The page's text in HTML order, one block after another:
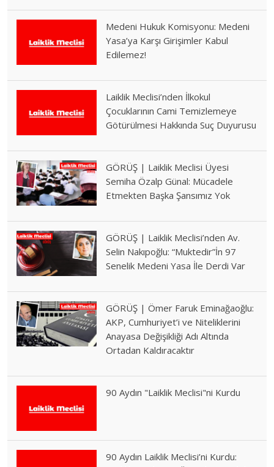
Medeni Hukuk Komisyonu: Medeni
Yasa’ya Karşı Girişimler Kabul
Edilemez!
Laiklik Meclisi’nden İlkokul
Çocuklarının Cami Temizlemeye
Götürülmesi Hakkında Suç Duyurusu
GÖRÜŞ | Laiklik Meclisi Üyesi
Semiha Özalp Günal: Mücadele
Etmekten Başka Şansımız Yok
GÖRÜŞ | Laiklik Meclisi’nden Av.
Selin Nakıpoğlu: “Muktedir”İn 97
Senelik Medeni Yasa İle Derdi Var
GÖRÜŞ | Ömer Faruk Eminağaoğlu:
AKP, Cumhuriyet’i ve Niteliklerini
Anayasa Değişikliği Adı Altında
Ortadan Kaldıracaktır
90 Aydın "Laiklik Meclisi"ni Kurdu
90 Aydın Laiklik Meclisi’ni Kurdu: